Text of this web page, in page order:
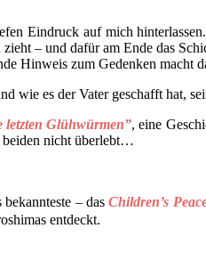
Eindruck auf mich
– und dafür am Ende das
Hinweis zum Gedenken macht
wie es der Vater geschafft hat,
letzten Glühwürmen”, eine
beiden nicht überlebt…
– dasChildren’s
entdeckt.